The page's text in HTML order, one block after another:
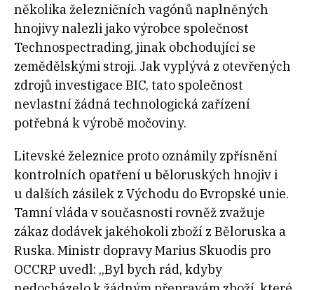
několika železničních vagónů naplněných
hnojivy nalezli jako výrobce společnost
Technospectrading, jinak obchodující se
zemědělskými stroji. Jak vyplývá z otevřených
zdrojů investigace BIC, tato společnost
nevlastní žádná technologická zařízení
potřebná k výrobě močoviny.
Litevské železnice proto oznámily zpřísnění
kontrolních opatření u běloruských hnojiv i
u dalších zásilek z Východu do Evropské unie.
Tamní vláda v současnosti rovněž zvažuje
zákaz dodávek jakéhokoli zboží z Běloruska a
Ruska. Ministr dopravy Marius Skuodis pro
OCCRP uvedl: „Byl bych rád, kdyby